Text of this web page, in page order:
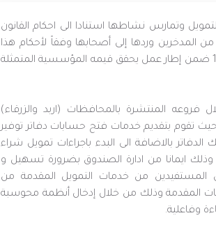
وتمارس نشاطها استنادا الى احكام القانون
التوفير من المدخرين وردها إلى أصحابها وفقاً لأحكام هذا
القانون. باشر الصندوق أعمال الادخار و التمويل بتاريخ 1/9/1974 ضمن إطار عمل يحقق قيمه المؤسسية المتمثلة
المنتشرة بالمحافظات (اربد والزرقاء)
حيث تقوم بتقديم خدمات فتح حسابات دفاتر توفير
بالاضافة الى البدء باجراءات تمويل شراء
وذلك ايمانا من ادارة الصندوق بضرورة تسهيل و
المستفيدين من خدمات التمويل المقدمة من
المقدمة وذلك من خلال إدخال أنظمة محوسبة
وفاعلية.